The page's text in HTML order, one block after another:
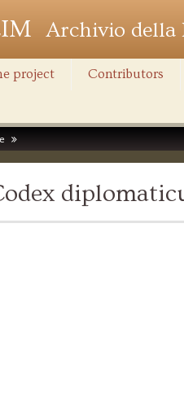
Archivio della
project Contributors